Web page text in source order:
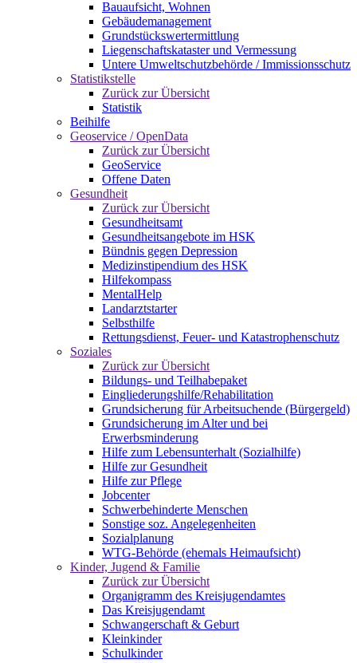
Bauaufsicht, Wohnen
Gebäudemanagement
Grundstückswertermittlung
Liegenschaftskataster und Vermessung
Untere Umweltschutzbehörde / Immissionsschutz
Statistikstelle
Zurück zur Übersicht
Statistik
Beihilfe
Geoservice / OpenData
Zurück zur Übersicht
GeoService
Offene Daten
Gesundheit
Zurück zur Übersicht
Gesundheitsamt
Gesundheitsangebote im HSK
Bündnis gegen Depression
Medizinstipendium des HSK
Hilfekompass
MentalHelp
Landarztstarter
Selbsthilfe
Rettungsdienst, Feuer- und Katastrophenschutz
Soziales
Zurück zur Übersicht
Bildungs- und Teilhabepaket
Eingliederungshilfe/Rehabilitation
Grundsicherung für Arbeitsuchende (Bürgergeld)
Grundsicherung im Alter und bei
Erwerbsminderung
Hilfe zum Lebensunterhalt (Sozialhilfe)
Hilfe zur Gesundheit
Hilfe zur Pflege
Jobcenter
Schwerbehinderte Menschen
Sonstige soz. Angelegenheiten
Sozialplanung
WTG-Behörde (ehemals Heimaufsicht)
Kinder, Jugend & Familie
Zurück zur Übersicht
Organigramm des Kreisjugendamtes
Das Kreisjugendamt
Schwangerschaft & Geburt
Kleinkinder
Schulkinder